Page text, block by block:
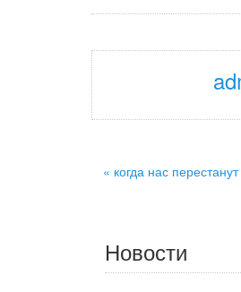
« когда нас
Новости